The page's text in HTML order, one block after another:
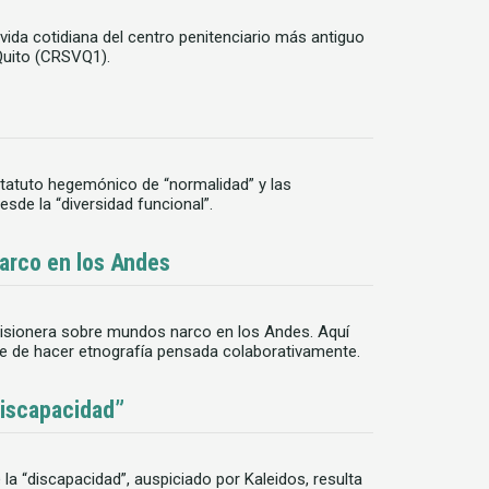
cotidiana del centro penitenciario más antiguo
(CRSVQ1).
hegemónico de “normalidad” y las
la “diversidad funcional”.
en los Andes
sobre mundos narco en los Andes. Aquí
de hacer etnografía pensada colaborativamente.
“discapacidad”, auspiciado por Kaleidos, resulta